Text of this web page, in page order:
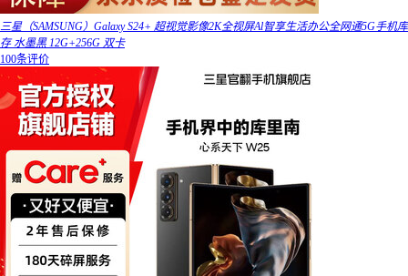
三星（SAMSUNG）Galaxy S24+ 超视觉影像2K全视屏Al智享生活办公全网通5G手机库
存 水墨黑 12G+256G 双卡
100条评价